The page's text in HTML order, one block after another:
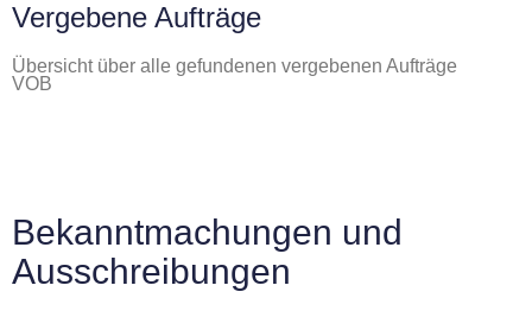
Vergebene Aufträge
Übersicht über alle gefundenen vergebenen Aufträge
VOB
Bekanntmachungen und
Ausschreibungen